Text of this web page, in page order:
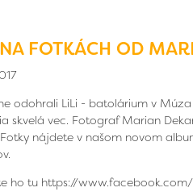
FOTKÁCH OD
odohrali LiLi - batolárium v
skvelá vec. Fotograf Marian
nájdete v našom novom
ho tu https://